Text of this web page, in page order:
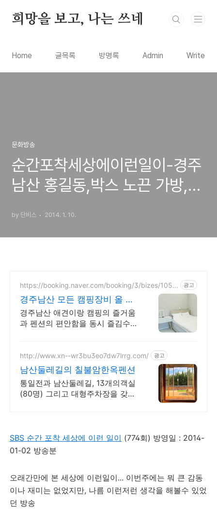
희망을 보고, 나는 쓰네
Home 글목록 방명록 Admin Write
문화방송
순간포착세상에이런일이-경주
남산 홍길동,박스 노끈 가방,두
인 무사
by 단비스 2014. 1. 10.
https://booking.naver.com/booking/3/bizes/1050
광고
경주남산 모든 캠핑장비 올 세
팅!!
경주남산 애견이랑 캠핑의 즐거움
과 펜션의 편안함을 동시 즐김수
http://www.xn--wr3bu3eo7dw7lrrg.com/ 광고
남산둘레길의 칠불암한옥펜션
통일전과 남산둘레길, 13개의객실
(80명) 그리고 대형주차장을 갖춘
SBS 순간 포착 세상에 이런 일이 (774회) 방영일 : 2014-
01-02 방송분
오래간만에 본 세상에 이런일이... 이번주에는 뭐 큰 감동
이나 재미는 없었지만, 나름 이런저런 생각을 해볼수 있었
던 방송